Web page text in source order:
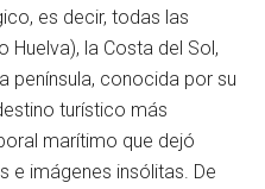
es decir, todas las
la Costa del Sol,
península, conocida por su
turístico más
marítimo que dejó
e imágenes insólitas. De